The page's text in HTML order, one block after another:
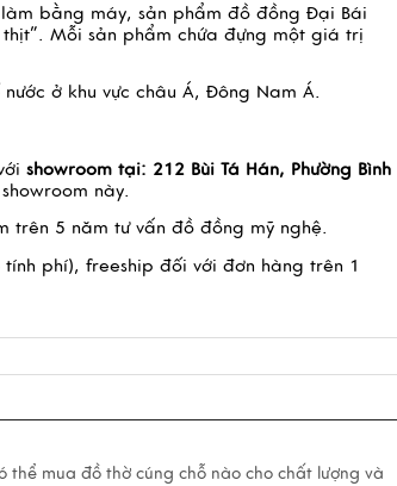
bằng máy, sản phẩm đồ đồng Đại Bái
Mỗi sản phẩm chứa đựng một giá trị
ở khu vực châu Á, Đông Nam Á.
showroom tại: 212 Bùi Tá Hán, Phường Bình
này.
trên 5 năm tư vấn đồ đồng mỹ nghệ.
phí), freeship đối với đơn hàng trên 1
mua đồ thờ cúng chỗ nào cho chất lượng và